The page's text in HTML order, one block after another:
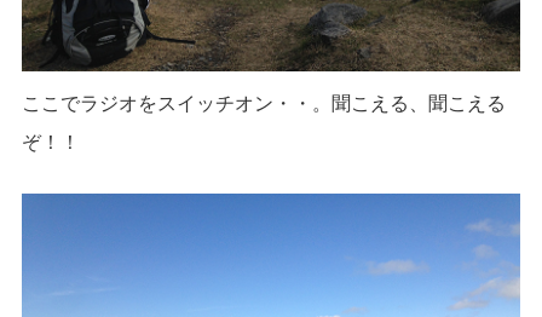
ここでラジオをスイッチオン・・。聞こえる、聞こえる
ぞ！！